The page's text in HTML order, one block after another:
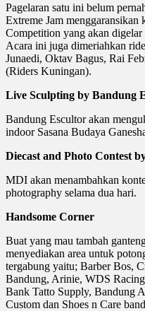
Pagelaran satu ini belum
Extreme Jam
Competition yang akan digelar
Acara ini juga dimeriahkan
Junaedi, Oktav Bagus, Rai
(Riders Kuningan).
Live Sculpting by Bandung
Bandung Escultor akan
indoor Sasana Budaya
Diecast and Photo Contest
MDI akan menambahkan
photography selama dua hari.
Handsome Corner
Buat yang mau tambah
menyediakan area untuk
tergabung yaitu; Barber Bos,
Bandung, Arinie, WDS
Bank Tatto Supply, Bandung
Custom dan Shoes n Care